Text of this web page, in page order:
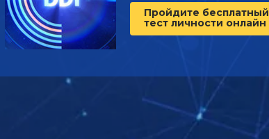
Пройдите бесплатный
тест личности онлайн